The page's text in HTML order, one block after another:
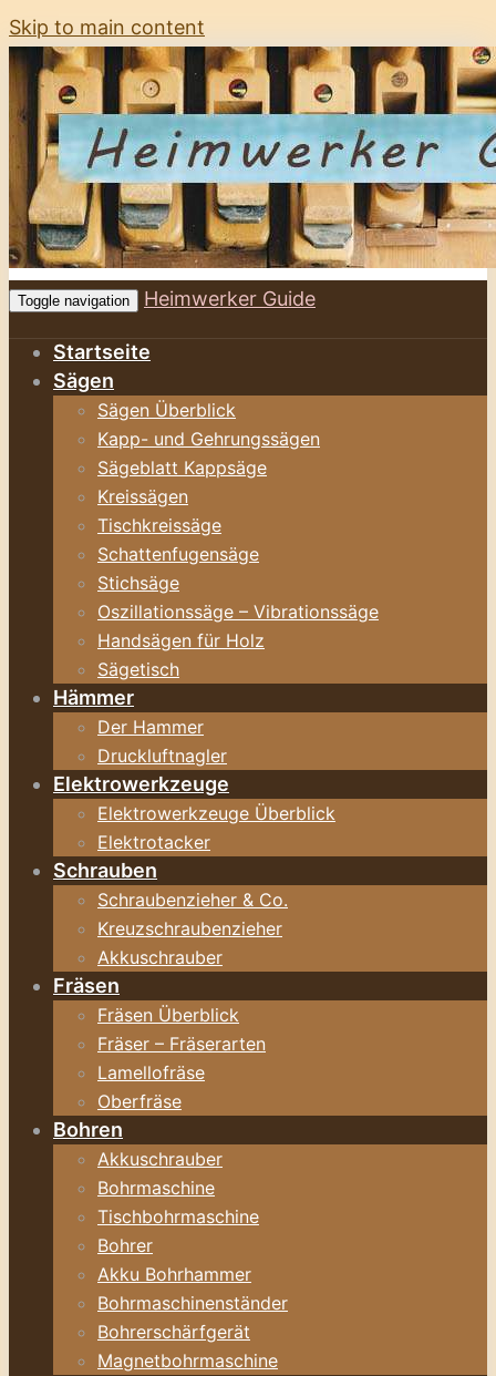
Skip to main content
Toggle navigation Heimwerker Guide
Startseite
Sägen
Sägen Überblick
Kapp- und Gehrungssägen
Sägeblatt Kappsäge
Kreissägen
Tischkreissäge
Schattenfugensäge
Stichsäge
Oszillationssäge – Vibrationssäge
Handsägen für Holz
Sägetisch
Hämmer
Der Hammer
Druckluftnagler
Elektrowerkzeuge
Elektrowerkzeuge Überblick
Elektrotacker
Schrauben
Schraubenzieher & Co.
Kreuzschraubenzieher
Akkuschrauber
Fräsen
Fräsen Überblick
Fräser – Fräserarten
Lamellofräse
Oberfräse
Bohren
Akkuschrauber
Bohrmaschine
Tischbohrmaschine
Bohrer
Akku Bohrhammer
Bohrmaschinenständer
Bohrerschärfgerät
Magnetbohrmaschine